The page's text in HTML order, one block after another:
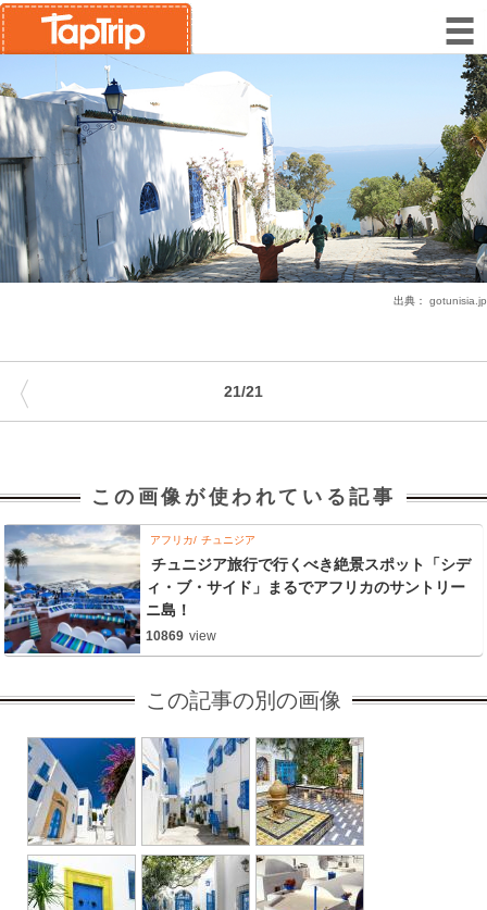
出典： gotunisia.jp
21/21
〈
この画像が使われている記事
アフリカ チュニジア
チュニジア旅行で行くべき絶景スポット「シデ
ィ・ブ・サイド」まるでアフリカのサントリー
ニ島！
10869 view
この記事の別の画像